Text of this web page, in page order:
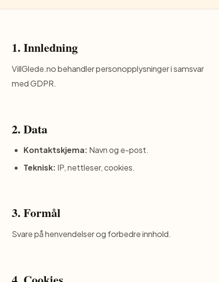
1. Innledning
VillGlede.no behandler personopplysninger i samsvar
med GDPR.
2. Data
Kontaktskjema: Navn og e-post.
Teknisk: IP, nettleser, cookies.
3. Formål
Svare på henvendelser og forbedre innhold.